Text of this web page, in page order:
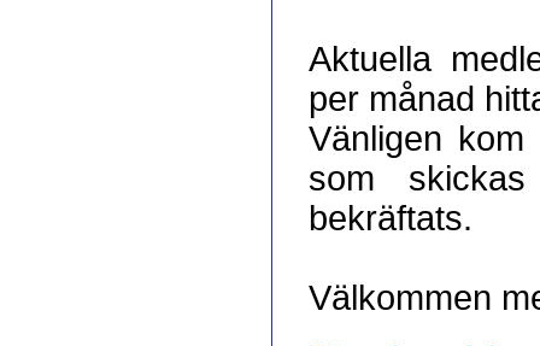
Aktuella
per månad
Vänligen
som
bekräftats.
Välkommen